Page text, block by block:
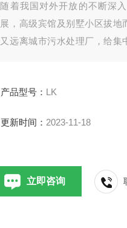
随着我国对外开放的不断深
展，高级宾馆及别墅小区拔地
又远离城市污水处理厂，给集
产品型号： LK
更新时间： 2023-11-18
立即咨询